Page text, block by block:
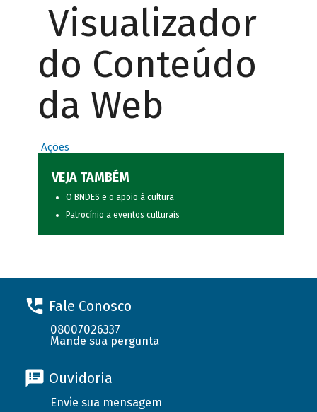
Visualizador
do Conteúdo
da Web
Ações
VEJA TAMBÉM
O BNDES e o apoio à cultura
Patrocínio a eventos culturais
Fale Conosco
08007026337
Mande sua pergunta
Ouvidoria
Envie sua mensagem